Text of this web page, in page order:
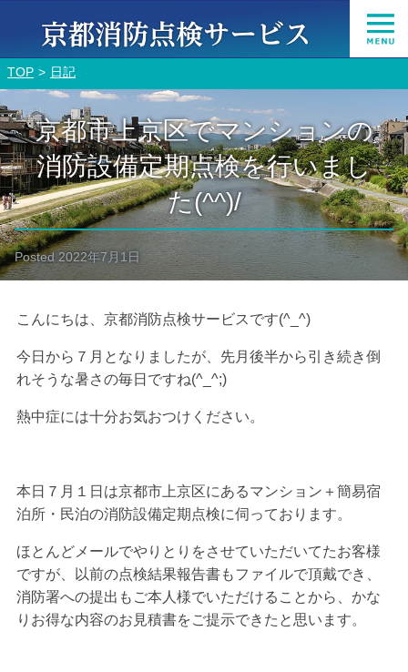
TOP 日記
京都市上京区でマンションの
消防設備定期点検を行いまし
た(^^)/
Posted2022年7月1日
こんにちは、京都消防点検サービスです(^_^)
今日から７月となりましたが、先月後半から引き続き倒
れそうな暑さの毎日ですね(^_^;)
熱中症には十分お気おつけください。
本日７月１日は京都市上京区にあるマンション＋簡易宿
泊所・民泊の消防設備定期点検に伺っております。
ほとんどメールでやりとりをさせていただいてたお客様
ですが、以前の点検結果報告書もファイルで頂戴でき、
消防署への提出もご本人様でいただけることから、かな
りお得な内容のお見積書をご提示できたと思います。